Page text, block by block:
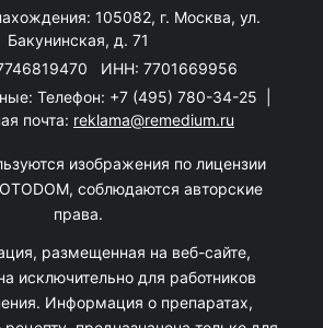
105082, г. Москва, ул.
Бакунинская, д. 71
ИНН: 7701669956
Телефон: +7 (495) 780-34-25
почта: reklama@remedium.ru
изображения по лицензии
соблюдаются авторские
права.
размещенная на веб-сайте,
исключительно для работников
Информация о препаратах,